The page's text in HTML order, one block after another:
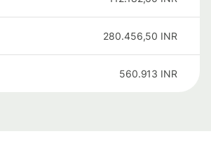
280.456,50 INR
560.913 INR